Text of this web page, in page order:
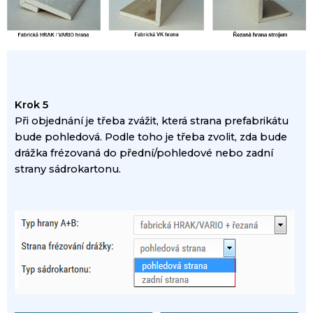
Krok 5
Při objednání je třeba zvážit, která strana prefabrikátu
bude pohledová. Podle toho je třeba zvolit, zda bude
drážka frézovaná do přední/pohledové nebo zadní
strany sádrokartonu.